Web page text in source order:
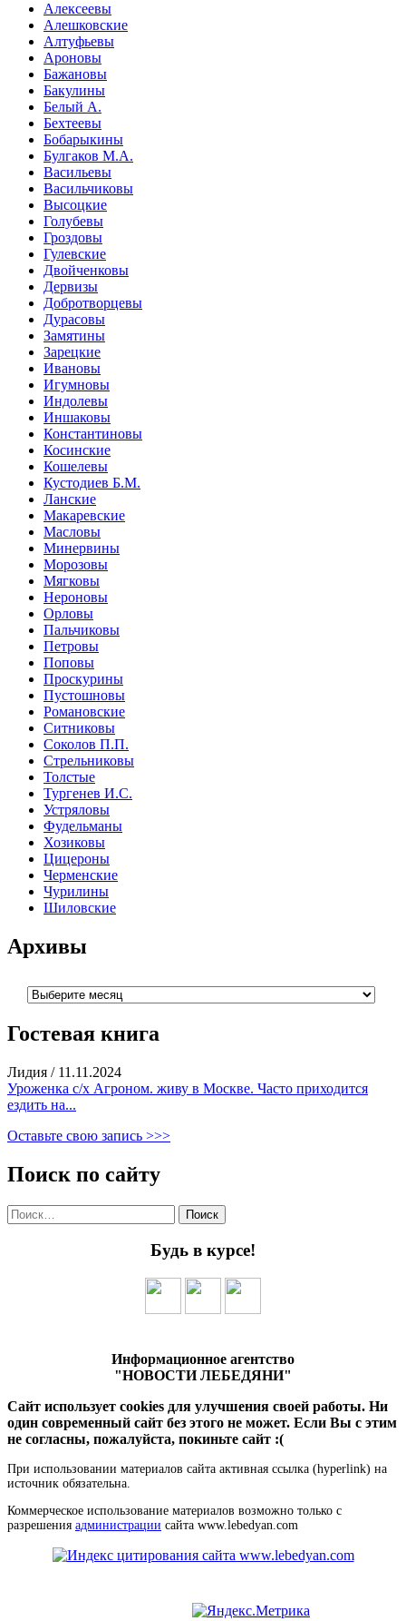
Алексеевы
Алешковские
Алтуфьевы
Ароновы
Бажановы
Бакулины
Белый А.
Бехтеевы
Бобарыкины
Булгаков М.А.
Васильевы
Васильчиковы
Высоцкие
Голубевы
Гроздовы
Гулевские
Двойченковы
Дервизы
Добротворцевы
Дурасовы
Замятины
Зарецкие
Ивановы
Игумновы
Индолевы
Иншаковы
Константиновы
Косинские
Кошелевы
Кустодиев Б.М.
Ланские
Макаревские
Масловы
Минервины
Морозовы
Мягковы
Нероновы
Орловы
Пальчиковы
Петровы
Поповы
Проскурины
Пустошновы
Романовские
Ситниковы
Соколов П.П.
Стрельниковы
Толстые
Тургенев И.С.
Устряловы
Фудельманы
Хозиковы
Цицероны
Черменские
Чурилины
Шиловские
Архивы
Архивы
Гостевая книга
Лидия / 11.11.2024
Уроженка с/х Агроном. живу в Москве. Часто приходится
ездить на...
Оставьте свою запись >>>
Поиск по сайту
Найти:
Будь в курсе!
Информационное агентство
"НОВОСТИ ЛЕБЕДЯНИ"
Сайт использует cookies для улучшения своей работы. Ни
один современный сайт без этого не может. Если Вы с этим
не согласны, пожалуйста, покиньте сайт :(
При использовании материалов сайта активная ссылка (hyperlink) на
источник обязательна.
Коммерческое использование материалов возможно только с
разрешения администрации сайта www.lebedyan.com